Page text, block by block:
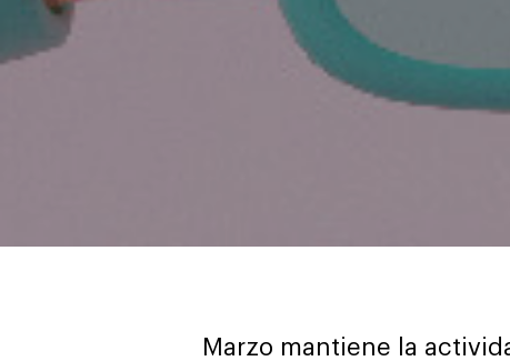
Marzo mantiene la